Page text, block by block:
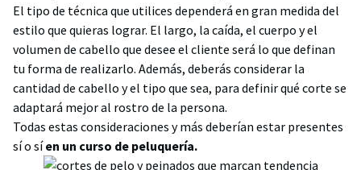
El tipo de técnica que utilices dependerá en gran medida del
estilo que quieras lograr. El largo, la caída, el cuerpo y el
volumen de cabello que desee el cliente será lo que definan
tu forma de realizarlo. Además, deberás considerar la
cantidad de cabello y el tipo que sea, para definir qué corte se
adaptará mejor al rostro de la persona.
Todas estas consideraciones y más deberían estar presentes
sí o síen un curso de peluquería.